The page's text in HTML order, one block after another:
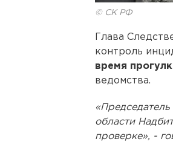
© СК РФ
Глава
контроль
время
ведомства.
области
проверке», -